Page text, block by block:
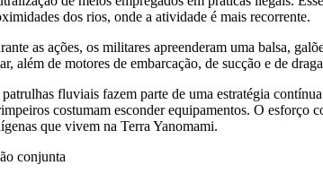
dos rios, onde a atividade é mais recorrente.
as ações, os militares apreenderam uma balsa,
além de motores de embarcação, de sucção e de
fluviais fazem parte de uma estratégia
costumam esconder equipamentos. O esforço
que vivem na Terra Yanomami.
conjunta